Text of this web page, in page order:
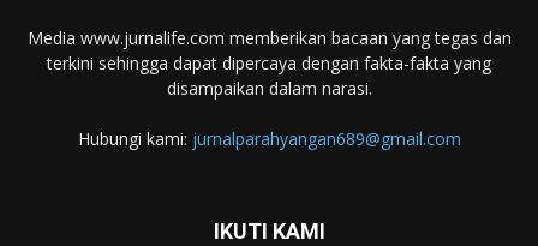
Media www.jurnalife.com memberikan bacaan yang tegas dan
terkini sehingga dapat dipercaya dengan fakta-fakta yang
disampaikan dalam narasi.
Hubungi kami: jurnalparahyangan689@gmail.com
IKUTI KAMI